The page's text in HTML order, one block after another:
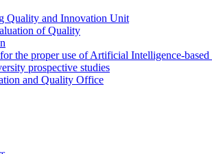
Quality and Innovation Unit
of Quality
the proper use of Artificial Intelligence-based
prospective studies
and Quality Office